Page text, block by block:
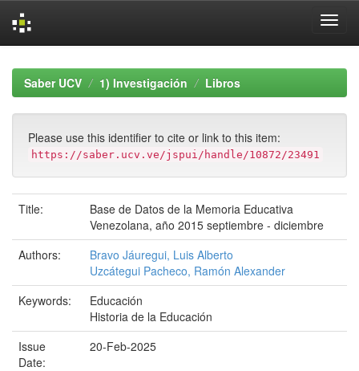
navigationSaber UCV 1) Investigación Libros
Please use this identifier to cite or link to this item:
https://saber.ucv.ve/jspui/handle/10872/23491
Title:
Base de Datos de la Memoria Educativa
Venezolana, año 2015 septiembre - diciembre
Authors:
Bravo Jáuregui, Luis Alberto
Uzcátegui Pacheco, Ramón Alexander
Keywords:
Educación
Historia de la Educación
Issue
Date:
20-Feb-2025